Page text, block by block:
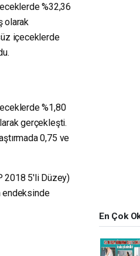
%32,36
olarak
içeceklerde
%1,80
gerçekleşti.
0,75 ve
2018 5'li Düzey)
endeksinde
En Çok